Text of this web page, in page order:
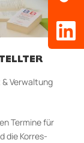
Verwaltung
Termine für
die Korres­